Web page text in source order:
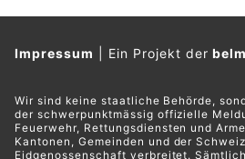
Impressum Ein Projekt der
Wir sind keine staatliche Behörde,
der schwerpunktmässig offizielle
Feuerwehr, Rettungsdiensten und
Kantonen, Gemeinden und der
Eidgenossenschaft verbreitet.